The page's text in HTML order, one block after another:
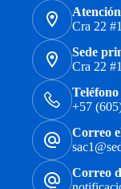
Cra 22
Sede
Cra 22
+57
Correo
Correo